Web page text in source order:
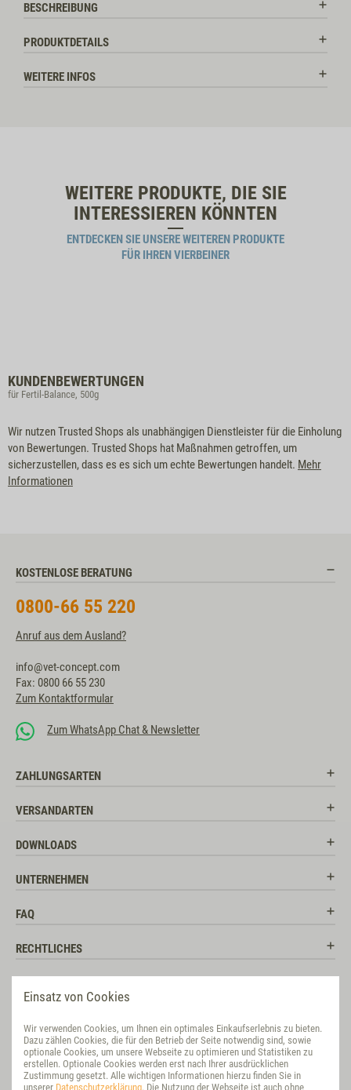
Einsatz von Cookies
Wir verwenden Cookies, um Ihnen ein optimales Einkaufserlebnis zu bieten.
Dazu zählen Cookies, die für den Betrieb der Seite notwendig sind, sowie
optionale Cookies, um unsere Webseite zu optimieren und Statistiken zu
erstellen. Optionale Cookies werden erst nach Ihrer ausdrücklichen
Zustimmung gesetzt. Alle wichtigen Informationen hierzu finden Sie in
unserer Datenschutzerklärung. Die Nutzung der Webseite ist auch ohne
BESCHREIBUNG
PRODUKTDETAILS
WEITERE INFOS
WEITERE PRODUKTE, DIE SIE
INTERESSIEREN KÖNNTEN
ENTDECKEN SIE UNSERE WEITEREN PRODUKTE
FÜR IHREN VIERBEINER
KUNDENBEWERTUNGEN
für Fertil-Balance, 500g
Wir nutzen Trusted Shops als unabhängigen Dienstleister für die Einholung
von Bewertungen. Trusted Shops hat Maßnahmen getroffen, um
sicherzustellen, dass es es sich um echte Bewertungen handelt. Mehr
Informationen
KOSTENLOSE BERATUNG
0800-66 55 220
Anruf aus dem Ausland?
info@vet-concept.com
Fax: 0800 66 55 230
Zum Kontaktformular
Zum WhatsApp Chat & Newsletter
ZAHLUNGSARTEN
VERSANDARTEN
DOWNLOADS
UNTERNEHMEN
FAQ
RECHTLICHES
BEWERTUNG
VET-CONCEPT INTERNATIONAL